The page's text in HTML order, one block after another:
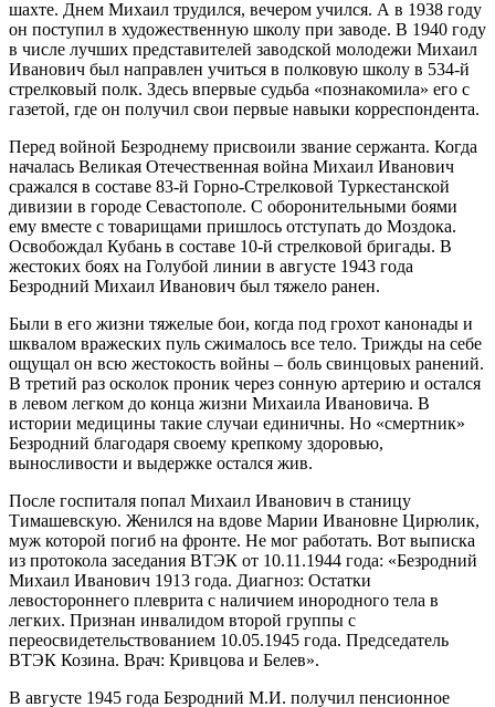
шахте. Днем Михаил трудился, вечером учился. А в 1938 году
он поступил в художественную школу при заводе. В 1940 году
в числе лучших представителей заводской молодежи Михаил
Иванович был направлен учиться в полковую школу в 534-й
стрелковый полк. Здесь впервые судьба «познакомила» его с
газетой, где он получил свои первые навыки корреспондента.
Перед войной Безроднему присвоили звание сержанта. Когда
началась Великая Отечественная война Михаил Иванович
сражался в составе 83-й Горно-Стрелковой Туркестанской
дивизии в городе Севастополе. С оборонительными боями
ему вместе с товарищами пришлось отступать до Моздока.
Освобождал Кубань в составе 10-й стрелковой бригады. В
жестоких боях на Голубой линии в августе 1943 года
Безродний Михаил Иванович был тяжело ранен.
Были в его жизни тяжелые бои, когда под грохот канонады и
шквалом вражеских пуль сжималось все тело. Трижды на себе
ощущал он всю жестокость войны – боль свинцовых ранений.
В третий раз осколок проник через сонную артерию и остался
в левом легком до конца жизни Михаила Ивановича. В
истории медицины такие случаи единичны. Но «смертник»
Безродний благодаря своему крепкому здоровью,
выносливости и выдержке остался жив.
После госпиталя попал Михаил Иванович в станицу
Тимашевскую. Женился на вдове Марии Ивановне Цирюлик,
муж которой погиб на фронте. Не мог работать. Вот выписка
из протокола заседания ВТЭК от 10.11.1944 года: «Безродний
Михаил Иванович 1913 года. Диагноз: Остатки
левостороннего плеврита с наличием инородного тела в
легких. Признан инвалидом второй группы с
переосвидетельствованием 10.05.1945 года. Председатель
ВТЭК Козина. Врач: Кривцова и Белев».
В августе 1945 года Безродний М.И. получил пенсионное